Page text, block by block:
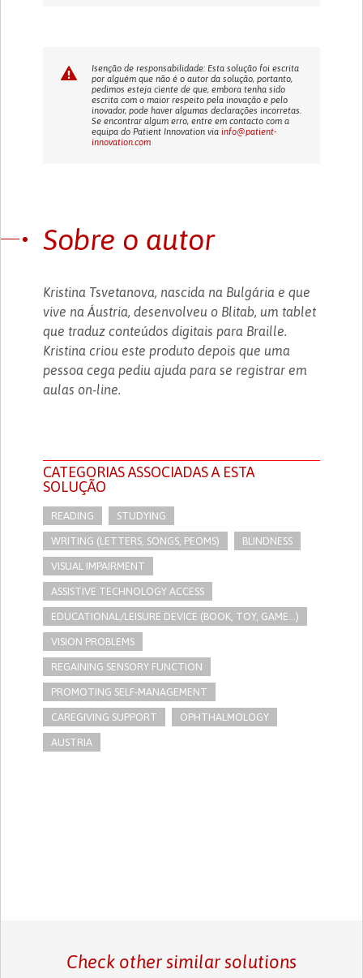
Isenção de responsabilidade: Esta solução foi escrita
por alguém que não é o autor da solução, portanto,
pedimos esteja ciente de que, embora tenha sido
escrita com o maior respeito pela inovação e pelo
inovador, pode haver algumas declarações incorretas.
Se encontrar algum erro, entre em contacto com a
equipa do Patient Innovation viainfo@patient-
innovation.com
Sobre o autor
Kristina Tsvetanova, nascida na Bulgária e que
vive na Áustria, desenvolveu o Blitab, um tablet
que traduz conteúdos digitais para Braille.
Kristina criou este produto depois que uma
pessoa cega pediu ajuda para se registrar em
aulas on-line.
CATEGORIAS ASSOCIADAS A ESTA
SOLUÇÃO
READING STUDYING
WRITING (LETTERS, SONGS, PEOMS) BLINDNESS
VISUAL IMPAIRMENT
ASSISTIVE TECHNOLOGY ACCESS
EDUCATIONAL/LEISURE DEVICE (BOOK, TOY, GAME...)
VISION PROBLEMS
REGAINING SENSORY FUNCTION
PROMOTING SELF-MANAGEMENT
CAREGIVING SUPPORT OPHTHALMOLOGY
AUSTRIA
Check other similar solutions